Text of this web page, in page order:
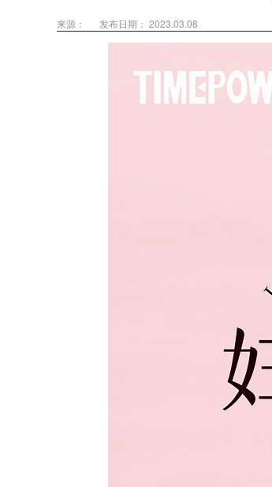
来源： 发布日期： 2023.03.08